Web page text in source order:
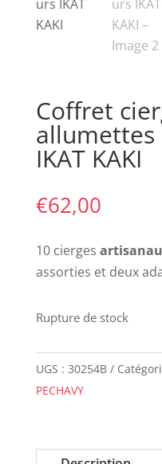
Coffret
IKAT KAKI
€62,00
10 cierges
assorties et deux
Rupture de stock
UGS : 30254B
PECHAVY